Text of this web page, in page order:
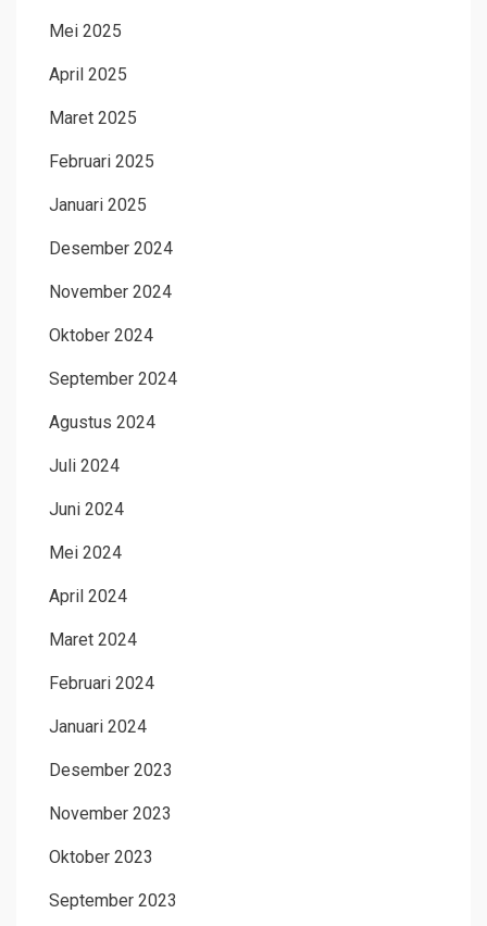
Mei 2025
April 2025
Maret 2025
Februari 2025
Januari 2025
Desember 2024
November 2024
Oktober 2024
September 2024
Agustus 2024
Juli 2024
Juni 2024
Mei 2024
April 2024
Maret 2024
Februari 2024
Januari 2024
Desember 2023
November 2023
Oktober 2023
September 2023